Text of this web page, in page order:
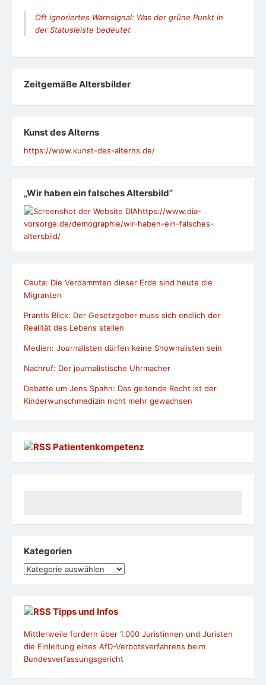
Oft ignoriertes Warnsignal: Was der grüne Punkt in
der Statusleiste bedeutet
Zeit­ge­mäße Alters­bil­der
Kunst des Alterns
https://www.kunst-des-alterns.de/
„Wir haben ein falsches Altersbild“
https://www.dia-
vorsorge.de/demographie/wir-haben-ein-falsches-
altersbild/
Ceuta: Die Verdammten dieser Erde sind heute die
Migranten
Prantls Blick: Der Gesetzgeber muss sich endlich der
Realität des Lebens stellen
Medien: Journalisten dürfen keine Shownalisten sein
Nachruf: Der journalistische Uhrmacher
Debatte um Jens Spahn: Das geltende Recht ist der
Kinderwunschmedizin nicht mehr gewachsen
Patientenkompetenz
Kategorien
Kategorien
Tipps und Infos
Mittlerweile fordern über 1.000 Juristinnen und Juristen
die Einleitung eines AfD-Verbotsverfahrens beim
Bundesverfassungsgericht